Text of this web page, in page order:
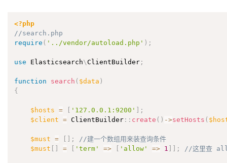
<?php
//search.php
require ( '../vendor/autoload.php' ) ;
use Elasticsearch\ClientBuilder ;
function search ( $data )
{
$hosts = [ '127.0.0.1:9200' ] ;
$client = ClientBuilder : : create ( ) ->setHosts (
$must = [ ] ;
//建一个数组用来装查询条件
$must [ ] = [ 'term' => [ 'allow' => 1 ] ] ; //这里查